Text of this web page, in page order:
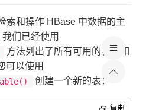
索和操作 HBase 中数据的主
们已经使用
方法列出了所有可用的表。如
可以使用
创建一个新的表：